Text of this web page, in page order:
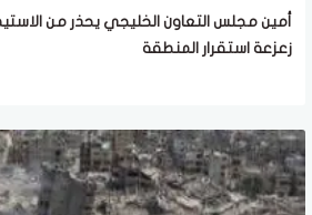
أمين مجلس التعاون الخليجي يحذر من
زعزعة استقرار المنطقة